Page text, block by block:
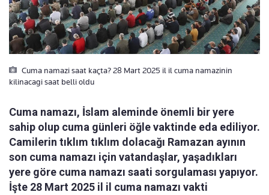
Cuma namazi saat kaçta? 28 Mart 2025 il il cuma namazinin
kilinacagi saat belli oldu
Cuma namazı, İslam aleminde önemli bir yere
sahip olup cuma günleri öğle vaktinde eda ediliyor.
Camilerin tıklım tıklım dolacağı Ramazan ayının
son cuma namazı için vatandaşlar, yaşadıkları
yere göre cuma namazı saati sorgulaması yapıyor.
İşte 28 Mart 2025 il il cuma namazı vakti